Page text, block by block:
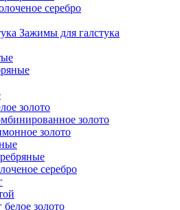
серебро
Зажимы для галстука
золото
золото
золото
серебро
золото